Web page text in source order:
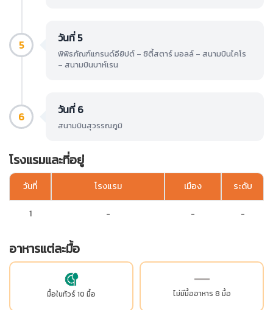
5 วันที่ 5
พิพิธภัณฑ์แกรนด์อียิปต์ – ซิตี้สตาร์ มอลล์ – สนามบินไคโร
– สนามบินบาห์เรน
6 วันที่ 6
สนามบินสุวรรณภูมิ
โรงแรมและที่อยู่
วันที่ โรงแรม เมือง ระดับ
1 - - -
อาหารแต่ละมื้อ
มื้อในทัวร์ 10 มื้อ ไม่มีมื้ออาหาร 8 มื้อ